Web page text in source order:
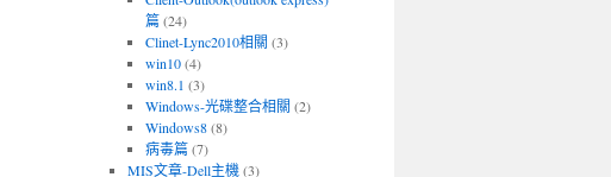
篇(24)
Clinet-Lync2010相關 (3)
win10(4)
win8.1 (3)
Windows-光碟整合相關 (2)
Windows8(8)
病毒篇(7)
MIS文章-Dell主機(3)